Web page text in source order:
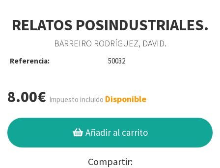
RELATOS POSINDUSTRIALES.
BARREIRO RODRÍGUEZ, DAVID.
Referencia: 50032
8.00€ Impuesto incluido Disponible
Añadir al carrito
Compartir: